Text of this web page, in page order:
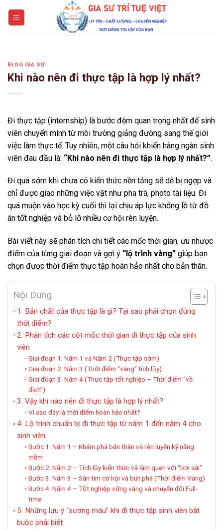
BLOG GIA SƯ
Khi nào nên đi thực tập là hợp lý nhất?
Đi thực tập (internship) là bước đệm quan trọng nhất để sinh
viên chuyển mình từ môi trường giảng đường sang thế giới
việc làm thực tế. Tuy nhiên, một câu hỏi khiến hàng ngàn sinh
viên đau đầu là: “Khi nào nên đi thực tập là hợp lý nhất?”.
Đi quá sớm khi chưa có kiến thức nền tảng sẽ dễ bị ngợp và
chỉ được giao những việc vặt như pha trà, photo tài liệu. Đi
quá muộn vào học kỳ cuối thì lại chịu áp lực khổng lồ từ đồ
án tốt nghiệp và bỏ lỡ nhiều cơ hội rèn luyện.
Bài viết này sẽ phân tích chi tiết các mốc thời gian, ưu nhược
điểm của từng giai đoạn và gợi ý “lộ trình vàng” giúp bạn
chọn được thời điểm thực tập hoàn hảo nhất cho bản thân.
Nội Dung
1. Bản chất của thực tập là gì? Tại sao phải chọn đúng
thời điểm?
2. Phân tích các cột mốc thời gian đi thực tập của sinh
viên
Giai đoạn 1: Năm 1 và Năm 2 (Thực tập sớm)
Giai đoạn 2: Năm 3 (Thời điểm “vàng” tích lũy)
Giai đoạn 3: Năm 4 (Thực tập tốt nghiệp – Thời điểm “về
đích”)
3. Vậy khi nào nên đi thực tập là hợp lý nhất?
Vì sao đây là thời điểm hoàn hảo nhất?
4. Lộ trình chuẩn bị đi thực tập từ năm 1 đến năm 4 cho
sinh viên
Bước 1: Năm 1 – Khám phá bản thân và rèn luyện kỹ năng
mềm
Bước 2: Năm 2 – Tích lũy kiến thức và làm quen với “bơi sải”
Bước 3: Năm 3 – Săn tìm cơ hội và bứt phá (Thời điểm Vàng)
Bước 4: Năm 4 – Tốt nghiệp vững vàng và chuyển đổi Full-
time
5. Những lưu ý “xương máu” khi đi thực tập sinh viên bắt
buộc phải biết